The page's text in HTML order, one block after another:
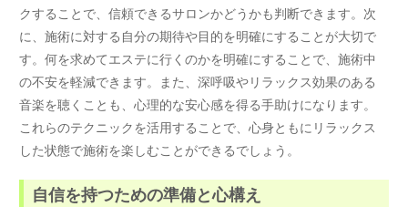
クすることで、信頼できるサロンかどうかも判断できます。次
に、施術に対する自分の期待や目的を明確にすることが大切で
す。何を求めてエステに行くのかを明確にすることで、施術中
の不安を軽減できます。また、深呼吸やリラックス効果のある
音楽を聴くことも、心理的な安心感を得る手助けになります。
これらのテクニックを活用することで、心身ともにリラックス
した状態で施術を楽しむことができるでしょう。
自信を持つための準備と心構え